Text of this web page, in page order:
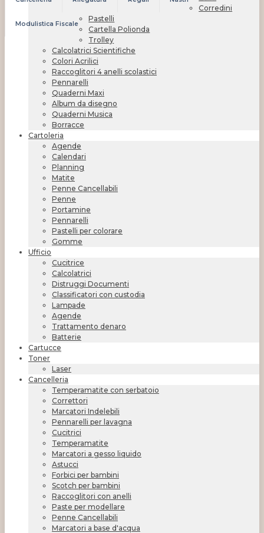
Modulistica Fiscale
Corredini
Pastelli
Cartella Polionda
Trolley
Calcolatrici Scientifiche
Colori Acrilici
Raccoglitori 4 anelli scolastici
Pennarelli
Quaderni Maxi
Album da disegno
Quaderni Musica
Borracce
Cartoleria
Agende
Calendari
Planning
Matite
Penne Cancellabili
Penne
Portamine
Pennarelli
Pastelli per colorare
Gomme
Ufficio
Cucitrice
Calcolatrici
Distruggi Documenti
Classificatori con custodia
Lampade
Agende
Trattamento denaro
Batterie
Cartucce
Toner
Laser
Cancelleria
Temperamatite con serbatoio
Correttori
Marcatori Indelebili
Pennarelli per lavagna
Cucitrici
Temperamatite
Marcatori a gesso liquido
Astucci
Forbici per bambini
Scotch per bambini
Raccoglitori con anelli
Paste per modellare
Penne Cancellabili
Marcatori a base d'acqua